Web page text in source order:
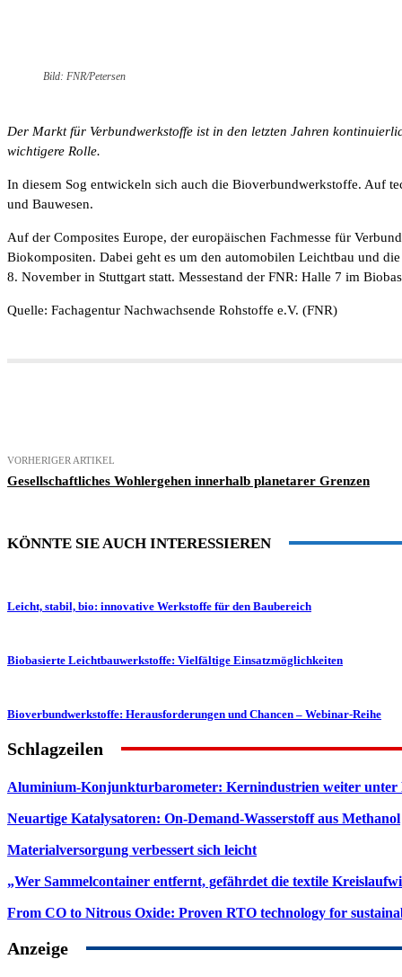
Bild: FNR/Petersen
Der Markt für Verbundwerkstoffe ist in den letzten Jahren
wichtigere Rolle.
In diesem Sog entwickeln sich auch die Bioverbundwerkstoffe. Auf
und Bauwesen.
Auf der Composites Europe, der europäischen Fachmesse für
Biokompositen. Dabei geht es um den automobilen Leichtbau und
8. November in Stuttgart statt. Messestand der FNR: Halle 7 im
Quelle: Fachagentur Nachwachsende Rohstoffe e.V. (FNR)
VORHERIGER ARTIKEL
Gesellschaftliches Wohlergehen innerhalb planetarer Grenzen
KÖNNTE SIE AUCH INTERESSIEREN
Leicht, stabil, bio: innovative Werkstoffe für den Baubereich
Biobasierte Leichtbauwerkstoffe: Vielfältige Einsatzmöglichkeiten
Bioverbundwerkstoffe: Herausforderungen und Chancen – Webinar-Reihe
Schlagzeilen
Aluminium-Konjunkturbarometer: Kernindustrien weiter unter
Neuartige Katalysatoren: On-Demand-Wasserstoff aus Methanol
Materialversorgung verbessert sich leicht
„Wer Sammelcontainer entfernt, gefährdet die textile
From CO to Nitrous Oxide: Proven RTO technology for
Anzeige